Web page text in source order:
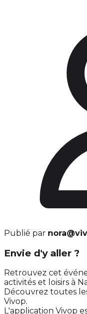
Publié par
Envie d'y aller ?
Retrouvez cet
activités et loisirs à
Découvrez toutes
Vivop.
L'application Vivop